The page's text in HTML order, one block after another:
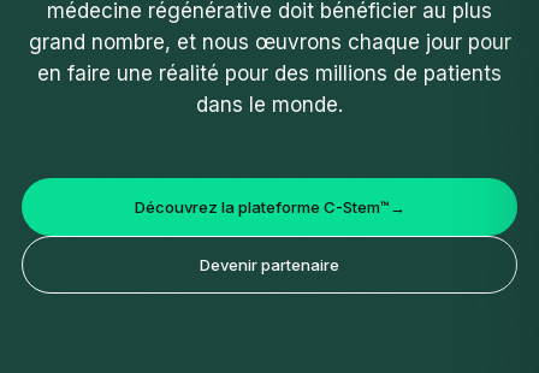
médecine régénérative doit bénéficier au plus
grand nombre, et nous œuvrons chaque jour pour
en faire une réalité pour des millions de patients
dans le monde.
Découvrez la plateforme C-Stem™→
Devenir partenaire